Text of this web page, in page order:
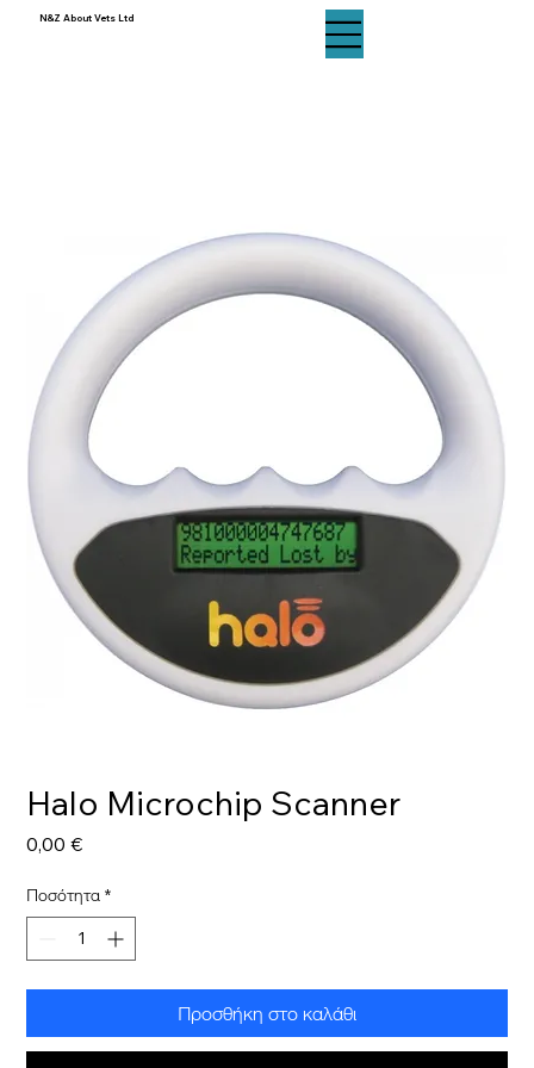
N&Z About Vets Ltd
Halo Microchip Scanner
0,00 €Τιμή
Ποσότητα *
Προσθήκη στο καλάθι